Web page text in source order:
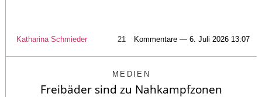
Katharina Schmieder 21 Kommentare — 6. Juli 2026 13:07
MEDIEN
Freibäder sind zu Nahkampfzonen